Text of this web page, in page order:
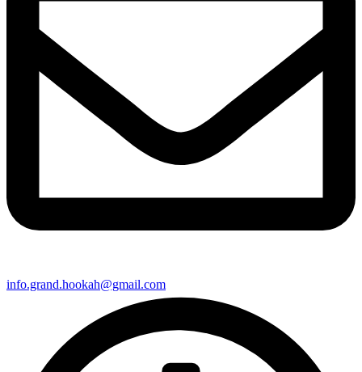
info.grand.hookah@gmail.com